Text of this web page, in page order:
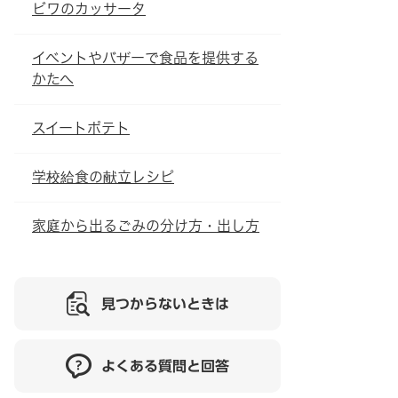
ビワのカッサータ
イベントやバザーで食品を提供する
かたへ
スイートポテト
学校給食の献立レシピ
家庭から出るごみの分け方・出し方
見つからないときは
よくある質問と回答